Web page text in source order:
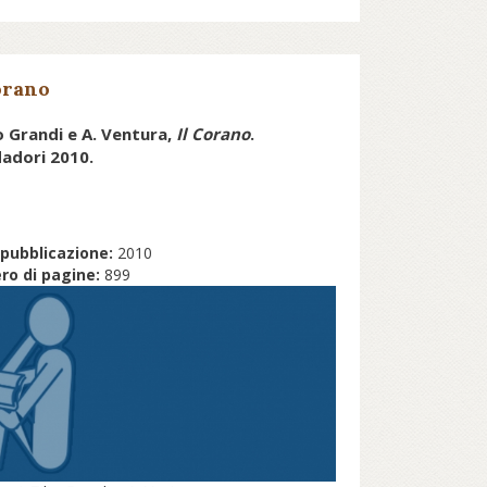
Grandi e A. Ventura, Il Corano.
2010.
2010
di pagine:899